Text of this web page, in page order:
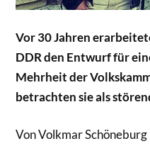
Vor 30 Jahren
DDR den Entwurf für
Mehrheit der
betrachten sie als
Von Volkmar Schöneburg